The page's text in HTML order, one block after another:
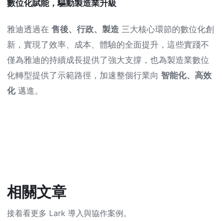
數位化賦能，驅動製造業升級
雅迪透過在 售後、行政、製造 三大核心環節的數位化創
新，實現了效率、成本、體驗的全面提升，這些實踐不
僅為雅迪的持續成長提供了強大支撐，也為製造業數位
化轉型提供了示範路徑，加速整個行業向 智能化、高效
化邁進。
相關文章
接着看更多 Lark 導入與協作案例。